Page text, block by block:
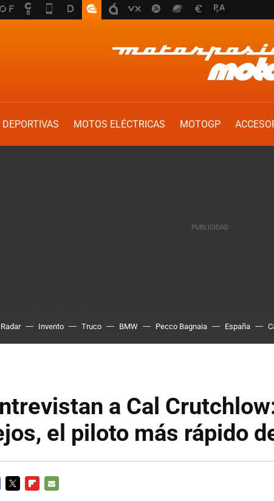
DEPORTIVAS MOTOS ELÉCTRICAS MOTOGP
Radar Invento Truco BMW Pecco Bagnaia España
a Cal
el piloto más rápido